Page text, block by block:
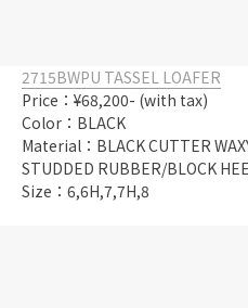
2715BWPU TASSEL LOAFER
Price：¥68,200- (with tax)
Color：BLACK
Material：BLACK CUTTER
STUDDED RUBBER/BLOCK
Size：6,6H,7,7H,8